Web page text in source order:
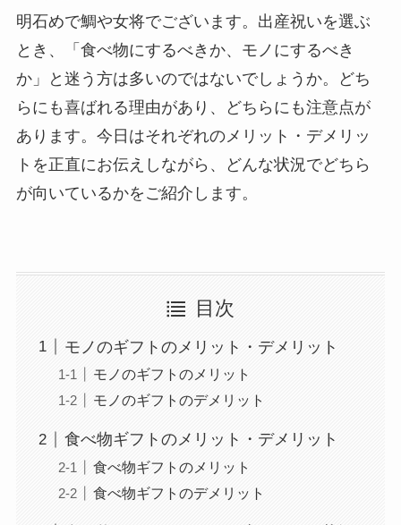
明石めで鯛や女将でございます。出産祝いを選ぶ
とき、「食べ物にするべきか、モノにするべき
か」と迷う方は多いのではないでしょうか。どち
らにも喜ばれる理由があり、どちらにも注意点が
あります。今日はそれぞれのメリット・デメリッ
トを正直にお伝えしながら、どんな状況でどちら
が向いているかをご紹介します。
目次
モノのギフトのメリット・デメリット
モノのギフトのメリット
モノのギフトのデメリット
食べ物ギフトのメリット・デメリット
食べ物ギフトのメリット
食べ物ギフトのデメリット